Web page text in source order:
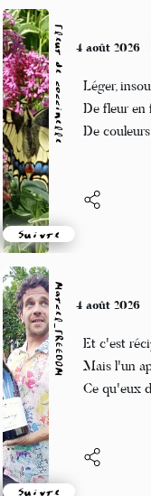
Fleur de coccinelle
Suivre
4 août 2026
Léger,
De fleur en
De
Marcel_FREEDOM
Suivre
4 août 2026
Et c'est
Mais l'un
Ce qu'eux